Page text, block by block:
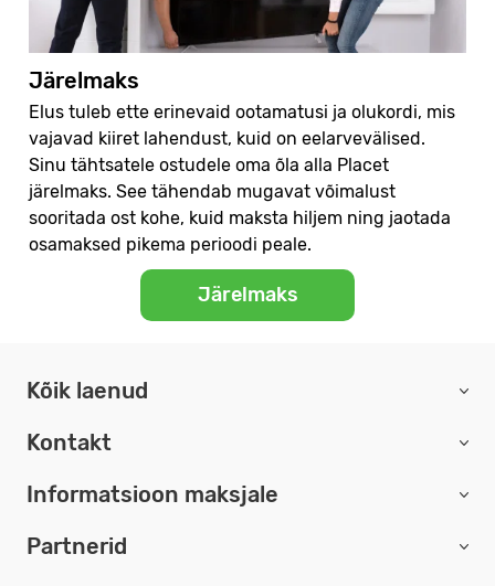
Järelmaks
Elus tuleb ette erinevaid ootamatusi ja olukordi, mis
vajavad kiiret lahendust, kuid on eelarvevälised.
Sinu tähtsatele ostudele oma õla alla Placet
järelmaks. See tähendab mugavat võimalust
sooritada ost kohe, kuid maksta hiljem ning jaotada
osamaksed pikema perioodi peale.
Järelmaks
Kõik laenud
Kontakt
Informatsioon maksjale
Partnerid